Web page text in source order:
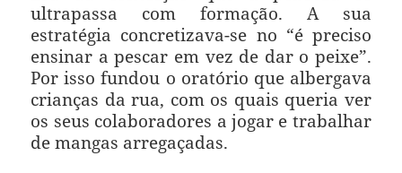
ultrapassa com formação. A sua
estratégia concretizava-se no “é preciso
ensinar a pescar em vez de dar o peixe”.
Por isso fundou o oratório que albergava
crianças da rua, com os quais queria ver
os seus colaboradores a jogar e trabalhar
de mangas arregaçadas.